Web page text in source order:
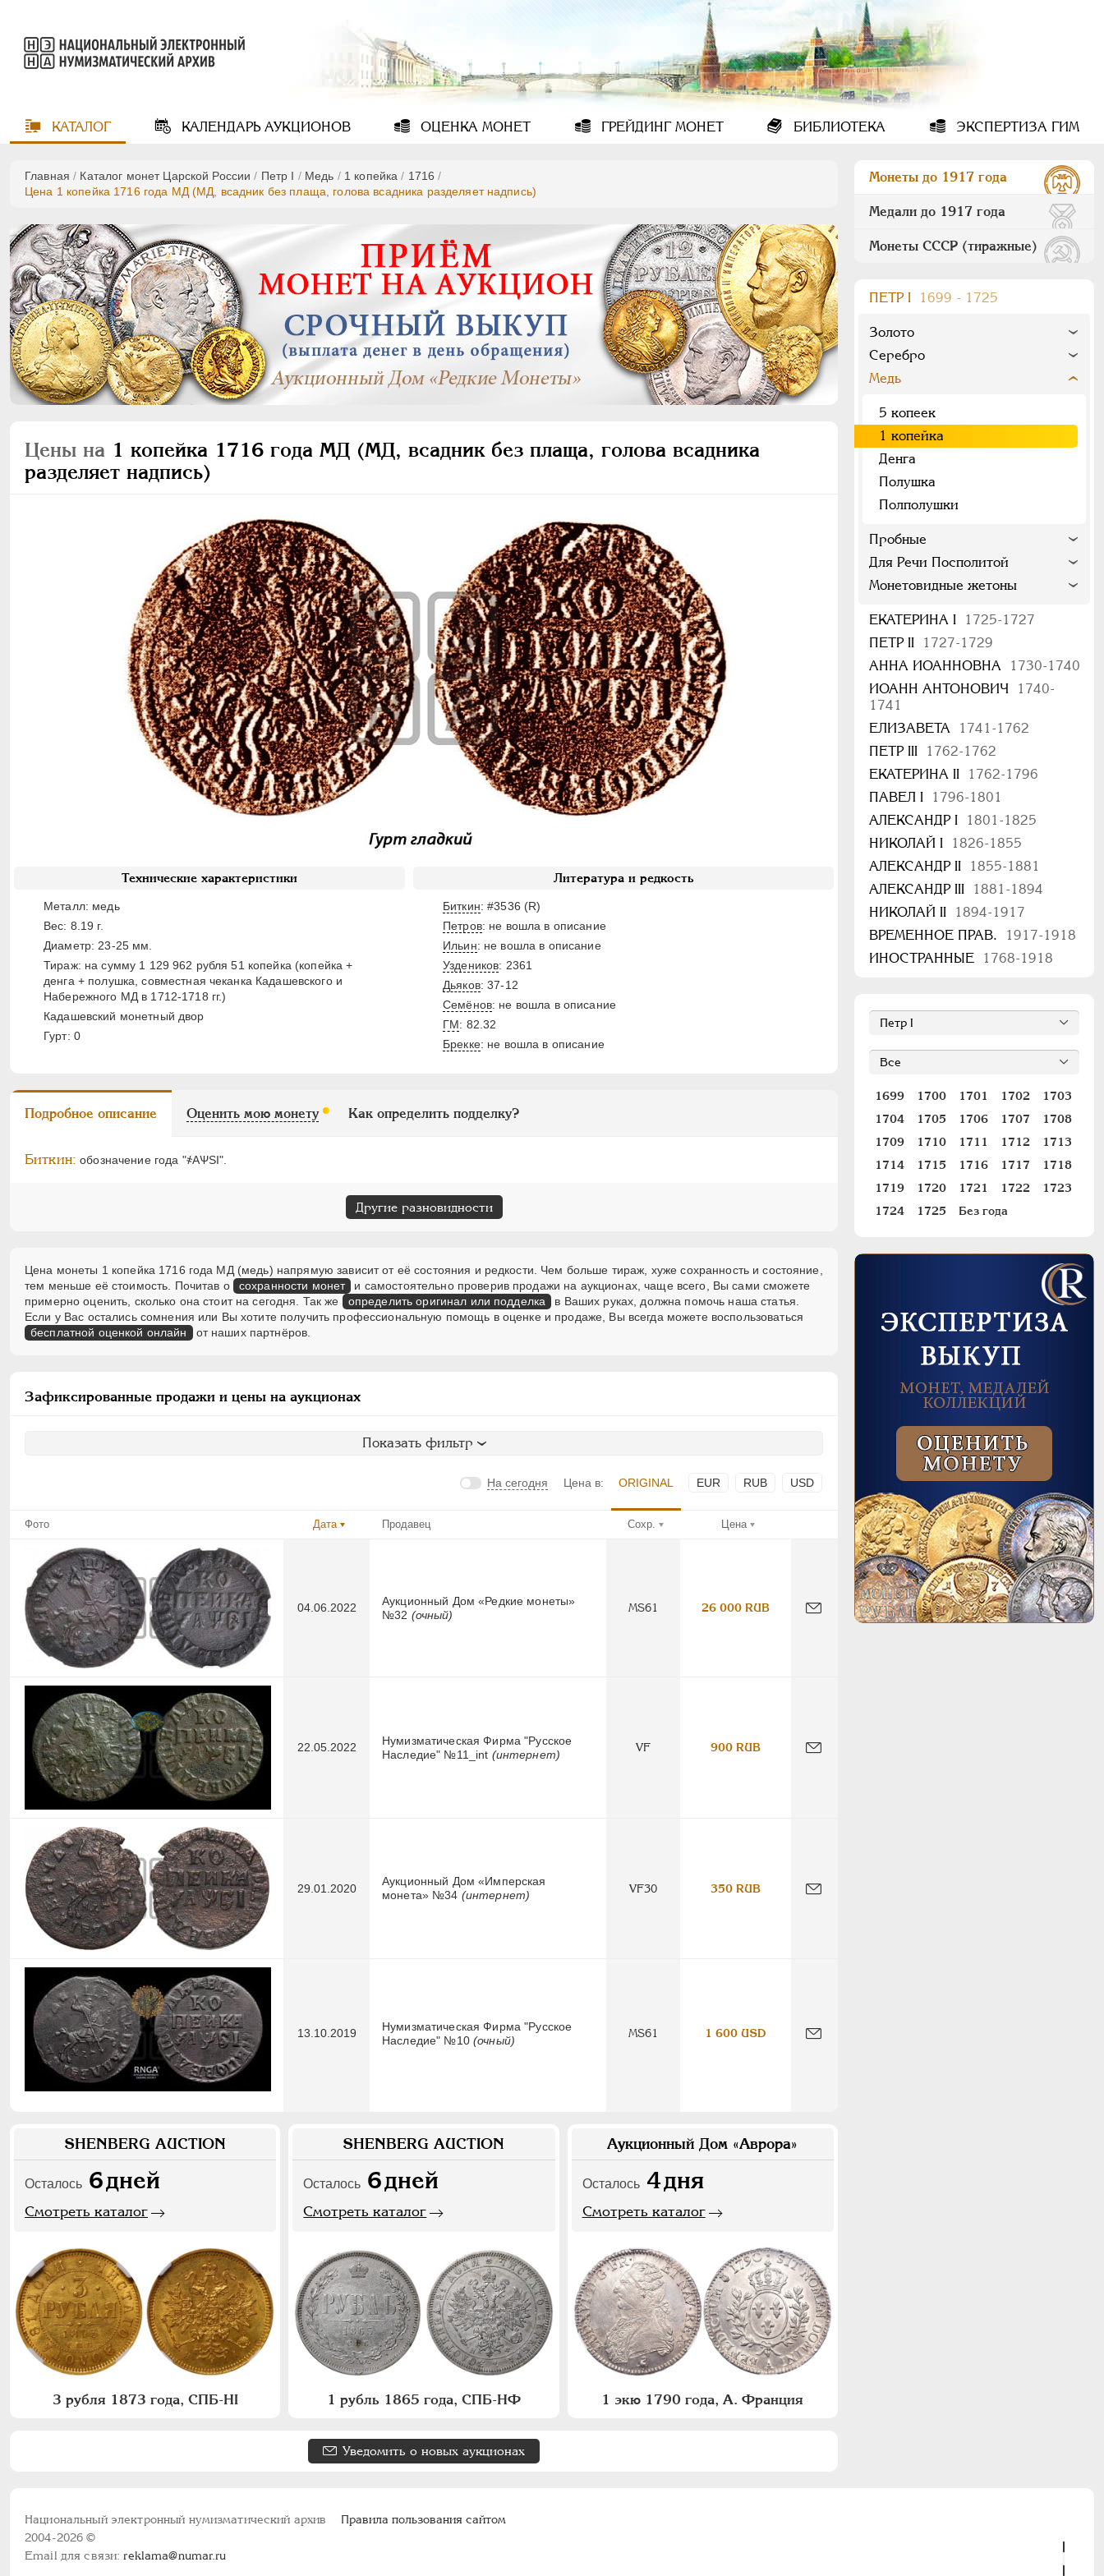
КАТАЛОГ КАЛЕНДАРЬАУКЦИОНОВ ОЦЕНКА МОНЕТ ГРЕЙДИНГМОНЕТ БИБЛИОТЕКА ЭКСПЕРТИЗА ГИМ
Главная / Каталог монет Царской России / Пeтр I / Медь / 1 копейка / 1716 /
Цена 1 копейка 1716 года МД (МД, всадник без плаща, голова всадника разделяет надпись)
Цены на 1 копейка 1716 года МД (МД, всадник без плаща, голова всадника
разделяет надпись)
Технические характеристики
Металл: медь
Вес: 8.19 г.
Диаметр: 23-25 мм.
Тираж: на сумму 1 129 962 рубля 51 копейка (копейка +
денга + полушка, совместная чеканка Кадашевского и
Набережного МД в 1712-1718 гг.)
Кадашевский монетный двор
Гурт: 0
Литература и редкость
Биткин: #3536 (R)
Петров: не вошла в описание
Ильин: не вошла в описание
Уздеников: 2361
Дьяков: 37-12
Семёнов: не вошла в описание
ГМ: 82.32
Брекке: не вошла в описание
Подробное описание Оценить мою монету Как определить подделку?
Биткин: обозначение года "҂АѰSI".
Другие разновидности
Цена монеты 1 копейка 1716 года МД (медь) напрямую зависит от её состояния и редкости. Чем больше тираж, хуже сохранность и состояние,
тем меньше её стоимость. Почитав о
сохранности монет
и самостоятельно проверив продажи на аукционах, чаще всего, Вы сами сможете
примерно оценить, сколько она стоит на сегодня. Так же
определить оригинал или подделка
в Ваших руках, должна помочь наша статья.
Если у Вас остались сомнения или Вы хотите получить профессиональную помощь в оценке и продаже, Вы всегда можете воспользоваться
бесплатной оценкой онлайн от наших партнёров.
Зафиксированные продажи и цены на аукционах
Показать фильтр
На сегодня Цена в: ORIGINAL EUR RUB USD
Фото Дата Продавец Сохр. Цена
04.06.2022
Аукционный Дом «Редкие монеты»
№32 (очный)
MS61 26 000 RUB
22.05.2022
Нумизматическая Фирма "Русское
Наследие" №11_int (интернет)
VF 900 RUB
29.01.2020
Аукционный Дом «Имперская
монета» №34 (интернет)
VF30 350 RUB
13.10.2019
Нумизматическая Фирма "Русское
Наследие" №10 (очный)
MS61 1 600 USD
SHENBERG AUCTION
Осталось 6дней
Смотреть каталог
3 рубля 1873 года, СПБ-НI
SHENBERG AUCTION
Осталось 6дней
Смотреть каталог
1 рубль 1865 года, СПБ-НФ
Аукционный Дом «Аврора»
Осталось 4дня
Смотреть каталог
1 экю 1790 года, А. Франция
Уведомить о новых аукционах
Монеты до 1917 года
Медали до 1917 года
Монеты СССР (тиражные)
ПEТР I 1699 - 1725
Золото
Серебро
Медь
5 копеек
1 копейка
Денга
Полушка
Полполушки
Пробные
Для Речи Посполитой
Монетовидные жетоны
ЕКАТЕРИНА I
1725-1727
ПЕТР II
1727-1729
АННА ИОАННОВНА
1730-1740
ИОАНН АНТОНОВИЧ
1740-
1741
ЕЛИЗАВЕТА
1741-1762
ПЕТР III
1762-1762
ЕКАТЕРИНА II
1762-1796
ПАВЕЛ I
1796-1801
АЛЕКСАНДР I
1801-1825
НИКОЛАЙ I
1826-1855
АЛЕКСАНДР II
1855-1881
АЛЕКСАНДР III
1881-1894
НИКОЛАЙ II
1894-1917
ВРЕМЕННОЕ ПРАВ.
1917-1918
ИНОСТРАННЫЕ
1768-1918
1699 1700 1701 1702
1703
1704
1705 1706 1707
1708
1709
1710 1711 1712
1713
1714
1715 1716 1717
1718
1719
1720 1721 1722
1723
1724
1725 Без года
Национальный электронный нумизматический архив
2004-2026 ©
Email для связи:reklama@numar.ru
Правила пользования сайтом